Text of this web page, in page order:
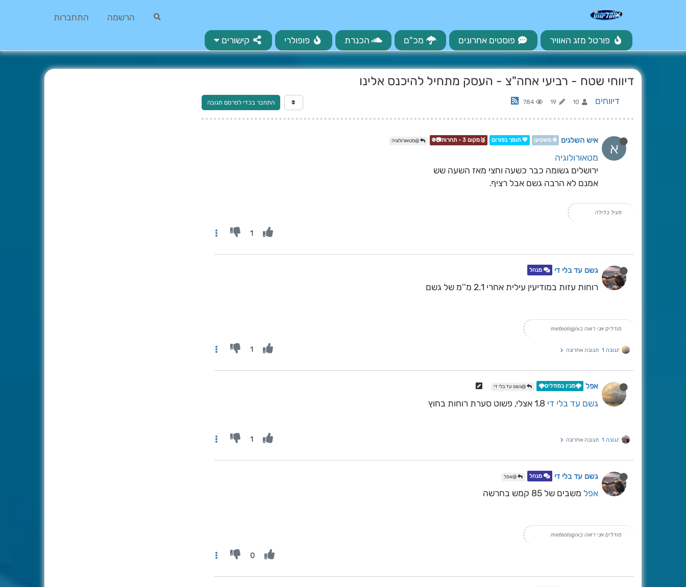
הרשמה התחברות
פורטל מזג האוויר פוסטים אחרונים מכ"ם הכנרת פופולרי קישורים
דיווחי שטח - רביעי אחה"צ - העסק מתחיל להיכנס אלינו
דיווחים 10
19
784 התחבר בכדי לפרסם תגובה
א איש השלגים ❄️ משקיען 💖 תומך בפורום 🥉מקום 3 - תחרות📷❄️ @מטאורולוגיה
מטאורולוגיה
ירושלים גשומה כבר כשעה וחצי מאז השעה שש
אמנם לא הרבה גשם אבל רציף.
פעיל בלילה
1
גשם עד בלי די מנהל
רוחות עזות במודיעין עילית אחרי 2.1 מ''מ של גשם
מודלים אני רואה בmeteologix
תגובה 1 תגובה אחרונה 1
אפל 🌩️מבין במודלים🌩️ @גשם עד בלי די
גשם עד בלי די
תגובה 1 תגובה אחרונה 1
גשם עד בלי די מנהל @אפל
אפל משבים של 85 קמש בחרשה
מודלים אני רואה בmeteologix
0